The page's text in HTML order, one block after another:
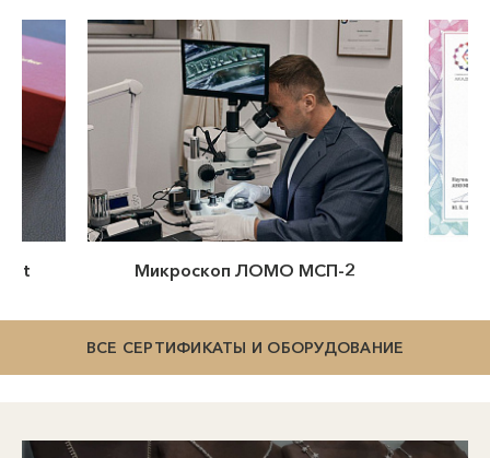
ЛОМО МСП-2 Сертификат Потейко
ВСЕ СЕРТИФИКАТЫ И ОБОРУДОВАНИЕ